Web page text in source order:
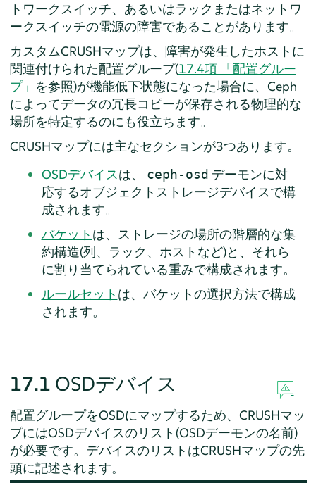
トワークスイッチ、あるいはラックまたはネットワ
ークスイッチの電源の障害であることがあります。
カスタムCRUSHマップは、障害が発生したホストに
関連付けられた配置グループ(17.4項 「配置グルー
プ」 を参照)が機能低下状態になった場合に、Ceph
によってデータの冗長コピーが保存される物理的な
場所を特定するのにも役立ちます。
CRUSHマップには主なセクションが3つあります。
OSDデバイスは、 ceph-osd デーモンに対
応するオブジェクトストレージデバイスで構
成されます。
バケット は、ストレージの場所の階層的な集
約構造(列、ラック、ホストなど)と、それら
に割り当てられている重みで構成されます。
ルールセット は、バケットの選択方法で構成
されます。
17.1 OSDデバイス
配置グループをOSDにマップするため、CRUSHマッ
プにはOSDデバイスのリスト(OSDデーモンの名前)
が必要です。デバイスのリストはCRUSHマップの先
頭に記述されます。